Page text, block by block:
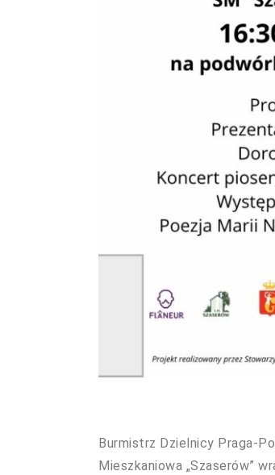
Burmistrz Dzielnicy Praga-
Mieszkaniowa „Szaserów”